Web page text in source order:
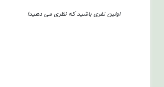
اولین نفری باشید که نظری می دهید!